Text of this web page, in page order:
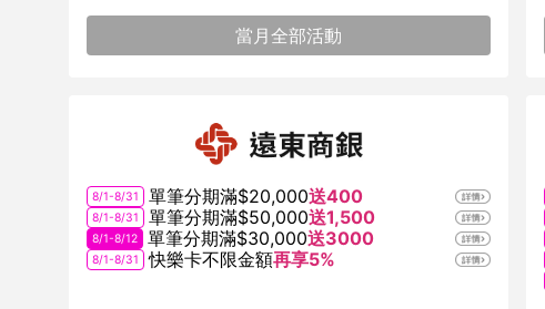
當月全部活動
8/1-8/31 單筆分期滿$20,000送400
8/1-8/31 單筆分期滿$50,000送1,500
8/1-8/12 單筆分期滿$30,000送3000
8/1-8/31 快樂卡不限金額再享5%